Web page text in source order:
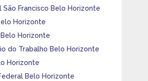
São Francisco Belo Horizonte
Horizonte
Horizonte
do Trabalho Belo Horizonte
Horizonte
Belo Horizonte